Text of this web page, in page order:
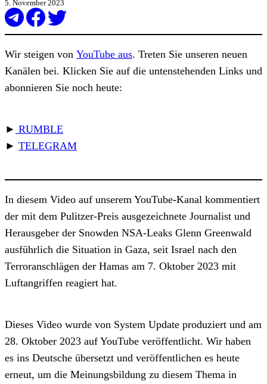
5. November 2023
Wir steigen von YouTube aus. Treten Sie unseren neuen
Kanälen bei. Klicken Sie auf die untenstehenden Links und
abonnieren Sie noch heute:
► RUMBLE
► TELEGRAM
In diesem Video auf unserem YouTube-Kanal kommentiert
der mit dem Pulitzer-Preis ausgezeichnete Journalist und
Herausgeber der Snowden NSA-Leaks Glenn Greenwald
ausführlich die Situation in Gaza, seit Israel nach den
Terroranschlägen der Hamas am 7. Oktober 2023 mit
Luftangriffen reagiert hat.
Dieses Video wurde von System Update produziert und am
28. Oktober 2023 auf YouTube veröffentlicht. Wir haben
es ins Deutsche übersetzt und veröffentlichen es heute
erneut, um die Meinungsbildung zu diesem Thema in